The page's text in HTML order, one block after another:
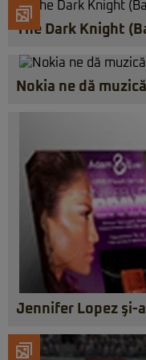
The Dark Knight
Nokia ne dă
Jennifer Lopez şi-